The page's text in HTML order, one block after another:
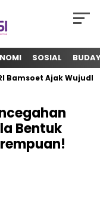
SOSIAL
Ajak Wujudkan
Bentuk